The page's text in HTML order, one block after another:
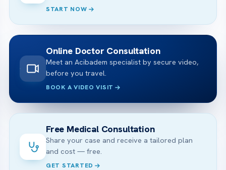
START NOW
Online Doctor Consultation
Meet an Acibadem specialist by secure video,
before you travel.
BOOK A VIDEO VISIT
Free Medical Consultation
Share your case and receive a tailored plan
and cost — free.
GET STARTED